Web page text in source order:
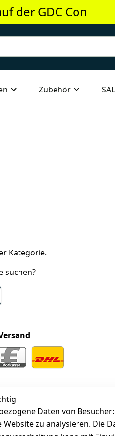
der GDC Con
Zubehör
Kategorie.
suchen?
Daten von
zu analysieren. Die
2457
lights.de